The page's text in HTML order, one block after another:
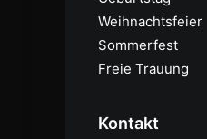
Weihnachtsfeier
Sommerfest
Freie Trauung
Kontakt